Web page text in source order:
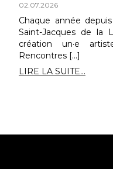
02.07.2026
Chaque année
Saint-Jacques de la
création un·e
Rencontres […]
LIRE LA SUITE...